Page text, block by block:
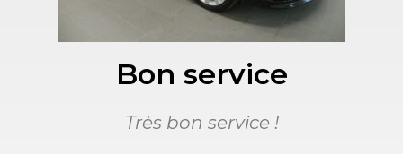
Bon service
Très bon service !